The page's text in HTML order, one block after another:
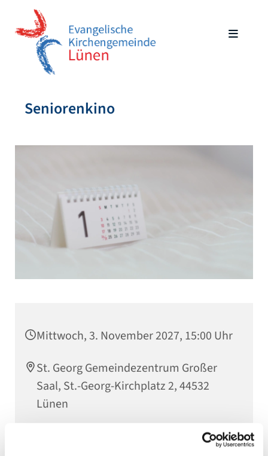
Seniorenkino
Mittwoch, 3. November 2027, 15:00 Uhr
St. Georg Gemeindezentrum Großer
Saal, St.-Georg-Kirchplatz 2, 44532
Lünen